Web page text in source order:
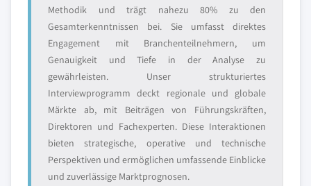
Methodik und trägt nahezu 80% zu den
Gesamterkenntnissen bei. Sie umfasst direktes
Engagement mit Branchenteilnehmern, um
Genauigkeit und Tiefe in der Analyse zu
gewährleisten. Unser strukturiertes
Interviewprogramm deckt regionale und globale
Märkte ab, mit Beiträgen von Führungskräften,
Direktoren und Fachexperten. Diese Interaktionen
bieten strategische, operative und technische
Perspektiven und ermöglichen umfassende Einblicke
und zuverlässige Marktprognosen.